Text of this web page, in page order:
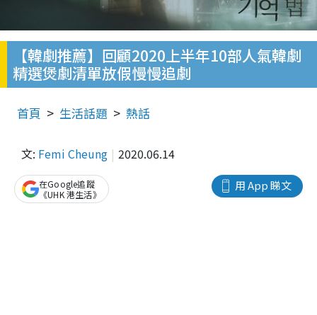
【韓劇推薦】回顧2020上半年10部人氣韓劇
精選煲劇清單放假慢慢追劇
首頁 生活話題 熱話
文: Femi Cheung 2020.06.14
用 App 睇文
在Google追蹤
《UHK 港生活》